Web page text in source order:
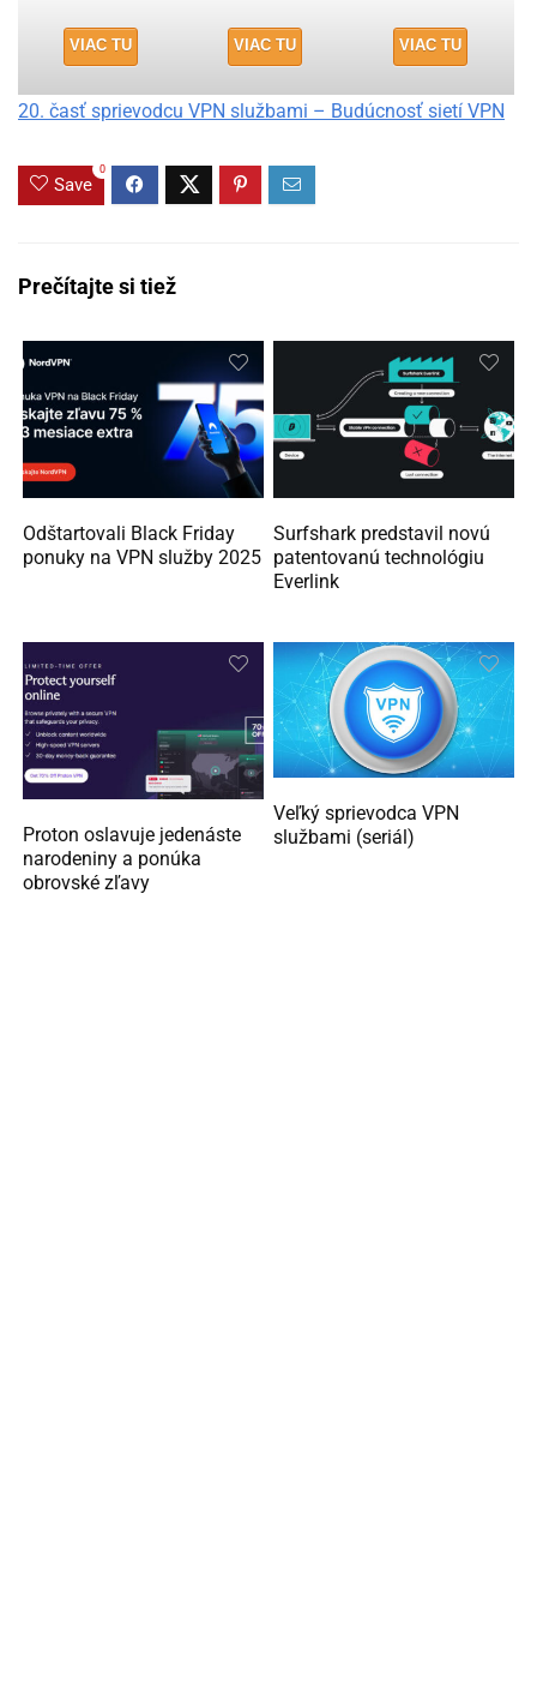
VIAC TU VIAC TU VIAC TU
20. časť sprievodcu VPN službami – Budúcnosť sietí VPN
Save
0
Prečítajte si tiež
Odštartovali Black Friday
ponuky na VPN služby 2025
Surfshark predstavil novú
patentovanú technológiu
Everlink
Proton oslavuje jedenáste
narodeniny a ponúka
obrovské zľavy
Veľký sprievodca VPN
službami (seriál)